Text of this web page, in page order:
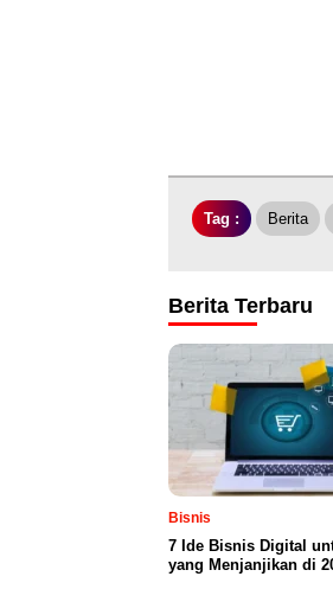
Tag : Berita
Berita Terbaru
Bisnis
7 Ide Bisnis Digital
yang Menjanjikan di